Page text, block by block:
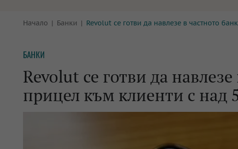
БОРСИ
КРИПТО
БАНКИ
ПАРИТЕ
ЗАСТРАХОВАНЕ
ТЕХНОЛОГИИ
ИМОТИ
Начало Банки Revolut се готви да навлезе в частното
БАНКИ
Revolut се готви да
прицел към клиенти с над